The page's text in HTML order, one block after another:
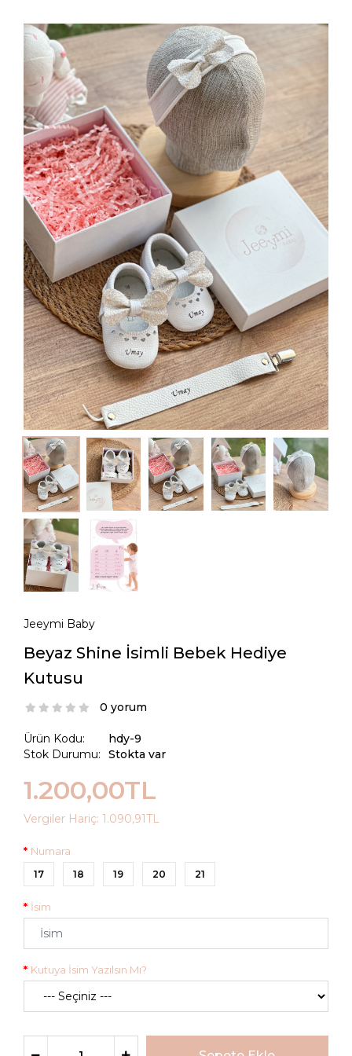
Jeeymi Baby
Beyaz Shine İsimli Bebek Hediye
Kutusu
0 yorum
Ürün Kodu:
Stok Durumu:
hdy-9
Stokta var
1.200,00TL
Vergiler Hariç: 1.090,91TL
Numara
17 18 19 20 21
İsim
Kutuya İsim Yazılsın Mı?